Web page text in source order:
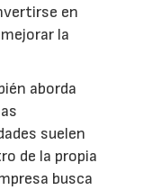
en
la
aborda
suelen
de la propia
busca